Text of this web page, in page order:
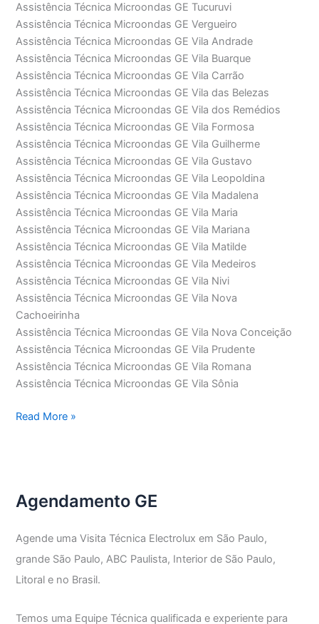
Assistência Técnica Microondas GE Tucuruvi
Assistência Técnica Microondas GE Vergueiro
Assistência Técnica Microondas GE Vila Andrade
Assistência Técnica Microondas GE Vila Buarque
Assistência Técnica Microondas GE Vila Carrão
Assistência Técnica Microondas GE Vila das Belezas
Assistência Técnica Microondas GE Vila dos Remédios
Assistência Técnica Microondas GE Vila Formosa
Assistência Técnica Microondas GE Vila Guilherme
Assistência Técnica Microondas GE Vila Gustavo
Assistência Técnica Microondas GE Vila Leopoldina
Assistência Técnica Microondas GE Vila Madalena
Assistência Técnica Microondas GE Vila Maria
Assistência Técnica Microondas GE Vila Mariana
Assistência Técnica Microondas GE Vila Matilde
Assistência Técnica Microondas GE Vila Medeiros
Assistência Técnica Microondas GE Vila Nivi
Assistência Técnica Microondas GE Vila Nova
Cachoeirinha
Assistência Técnica Microondas GE Vila Nova Conceição
Assistência Técnica Microondas GE Vila Prudente
Assistência Técnica Microondas GE Vila Romana
Assistência Técnica Microondas GE Vila Sônia
Assistência
Read More »
Agendamento GE
Agende uma Visita Técnica Electrolux em São Paulo,
grande São Paulo, ABC Paulista, Interior de São Paulo,
Litoral e no Brasil.
Temos uma Equipe Técnica qualificada e experiente para